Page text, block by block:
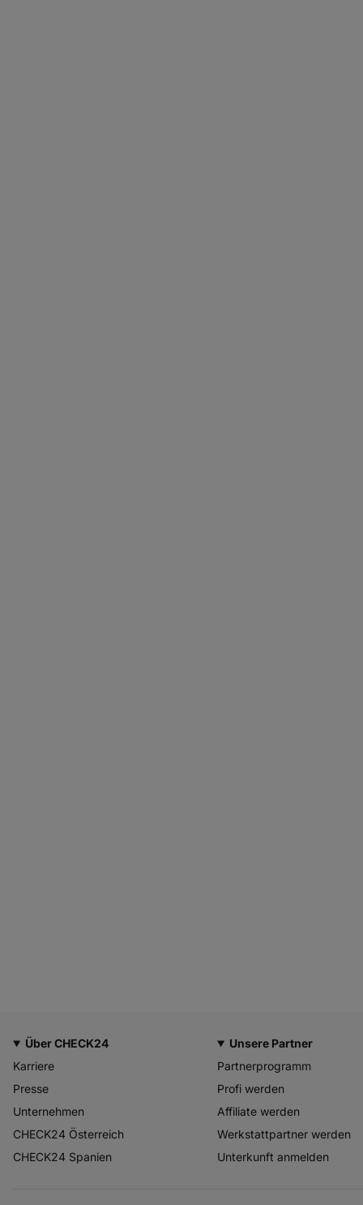
Über CHECK24
Karriere
Presse
Unternehmen
CHECK24 Österreich
CHECK24 Spanien
Unsere Partner
Partnerprogramm
Profi werden
Affiliate werden
Werkstattpartner werden
Unterkunft anmelden